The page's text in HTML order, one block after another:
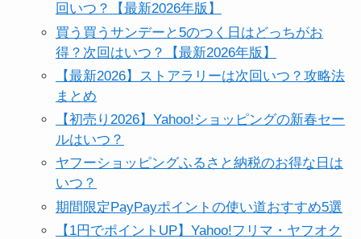
回いつ？【最新2026年版】
買う買うサンデーと5のつく日はどっちがお
得？次回はいつ？【最新2026年版】
【最新2026】ストアラリーは次回いつ？攻略法
まとめ
【初売り2026】Yahoo!ショッピングの新春セー
ルはいつ？
ヤフーショッピングふるさと納税のお得な日は
いつ？
期間限定PayPayポイントの使い道おすすめ5選
【1円でポイントUP】Yahoo!フリマ・ヤフオク